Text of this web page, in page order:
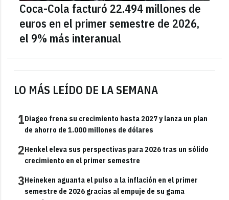
LO MÁS LEÍDO DE LA SEMANA
1Diageo frena su crecimiento hasta 2027 y lanza un plan
de ahorro de 1.000 millones de dólares
2Henkel eleva sus perspectivas para 2026 tras un sólido
crecimiento en el primer semestre
3Heineken aguanta el pulso a la inflación en el primer
semestre de 2026 gracias al empuje de su gama
Coca-Cola facturó 22.494 millones de
euros en el primer semestre de 2026,
el 9% más interanual